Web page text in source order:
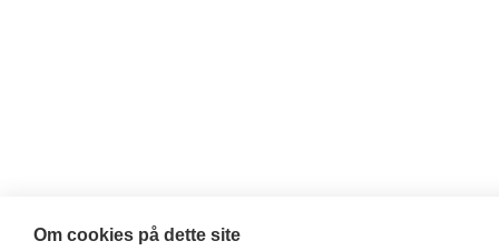
Om cookies på dette site